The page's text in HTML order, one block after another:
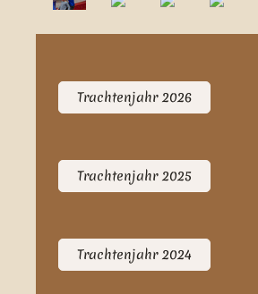
Trachtenjahr 2026
Trachtenjahr 2025
Trachtenjahr 2024